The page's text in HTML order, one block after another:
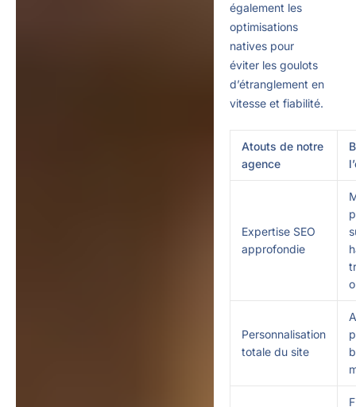
également les
optimisations
natives pour
éviter les goulots
d’étranglement en
vitesse et fiabilité.
Atouts de notre
agence
Expertise SEO
approfondie
Personnalisation
totale du site